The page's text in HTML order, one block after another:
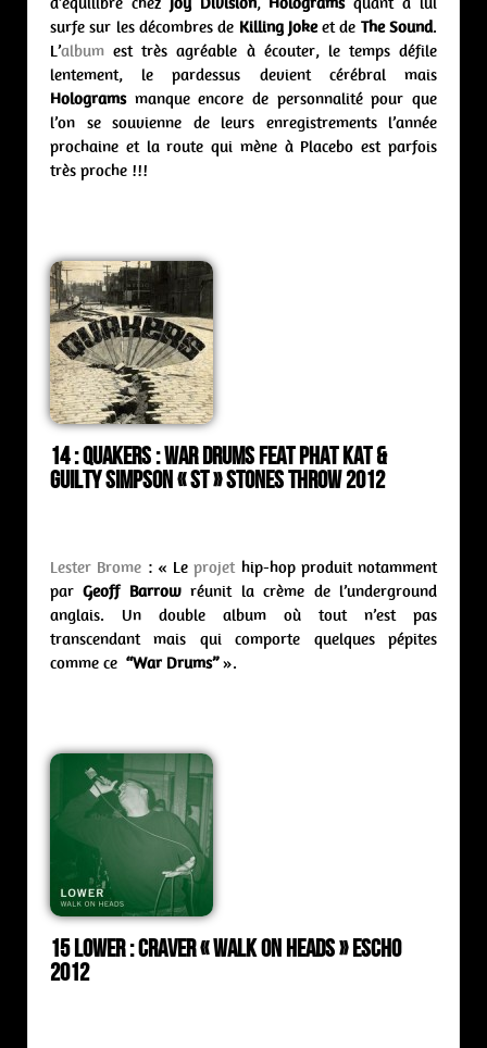
surfe sur les décombres de Killing Jokeet de The Sound.
L’album est très agréable à écouter, le temps défile
lentement, le pardessus devient cérébral mais
Hologramsmanque encore de personnalité pour que
l’on se souvienne de leurs enregistrements l’année
prochaine et la route qui mène à Placebo est parfois
très proche !!!
14 : Quakers : war drums feat Phat Kat &
Guilty Simpson « st » Stones Throw 2012
Lester Brome : « Le projethip-hop produit notamment
parGeoff Barrowréunit la crème de l’underground
anglais. Un double album où tout n’est pas
transcendant mais qui comporte quelques pépites
comme ce “War Drums”».
15 Lower : craver « walk on heads » Escho
2012